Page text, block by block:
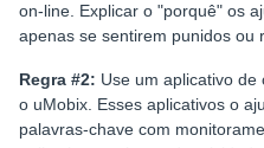
on-line. Explicar o "porquê" os
apenas se sentirem punidos ou
Regra #2: Use um aplicativo
o uMobix. Esses aplicativos o
palavras-chave com